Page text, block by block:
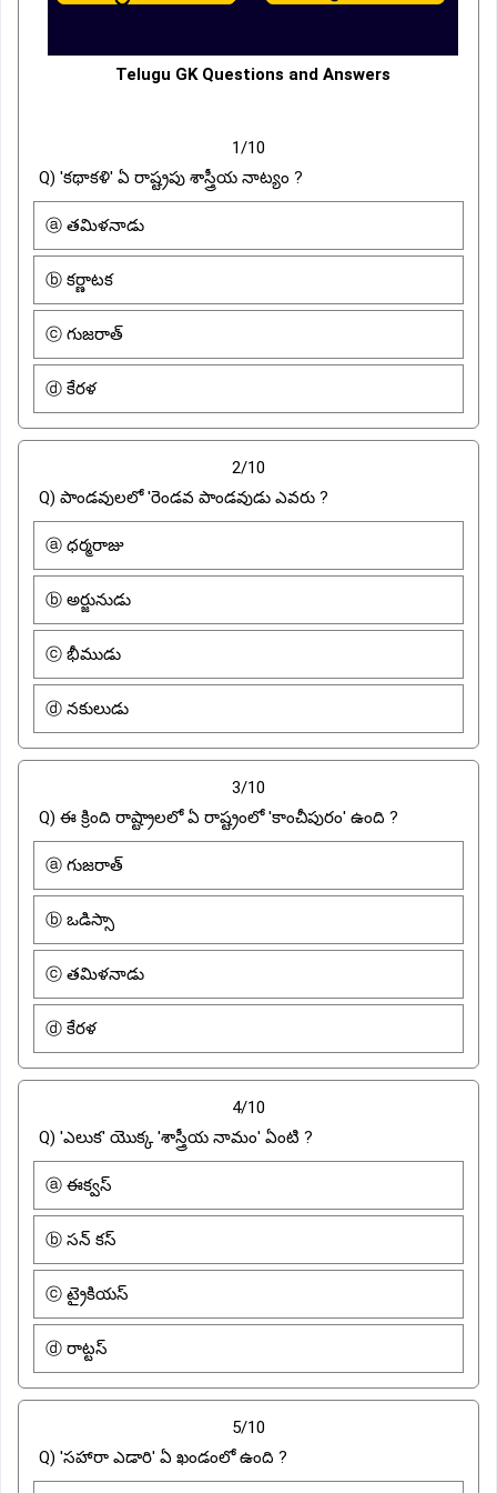
Telugu GK Questions and Answers
1/10
Q) 'కథాకళి' ఏ రాష్ట్రపు శాస్త్రీయ నాట్యం ?
ⓐ తమిళనాడు
ⓑ కర్ణాటక
ⓒ గుజరాత్
ⓓ కేరళ
2/10
Q) పాండవులలో 'రెండవ పాండవుడు ఎవరు ?
ⓐ ధర్మరాజు
ⓑ అర్జునుడు
ⓒ భీముడు
ⓓ నకులుడు
3/10
Q) ఈ క్రింది రాష్ట్రాలలో ఏ రాష్ట్రంలో 'కాంచీపురం' ఉంది ?
ⓐ గుజరాత్
ⓑ ఒడిస్సా
ⓒ తమిళనాడు
ⓓ కేరళ
4/10
Q) 'ఎలుక' యొక్క 'శాస్త్రీయ నామం' ఏంటి ?
ⓐ ఈక్వస్
ⓑ సన్ కస్
ⓒ ట్రైకియస్
ⓓ రాట్టస్
5/10
Q) 'సహారా ఎడారి' ఏ ఖండంలో ఉంది ?